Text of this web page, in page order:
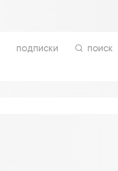
подписки поиск